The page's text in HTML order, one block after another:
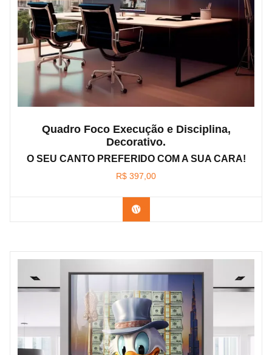
Quadro Foco Execução e Disciplina,
Decorativo.
O SEU CANTO PREFERIDO COM A SUA CARA!
R$ 397,00
Confira os modelos